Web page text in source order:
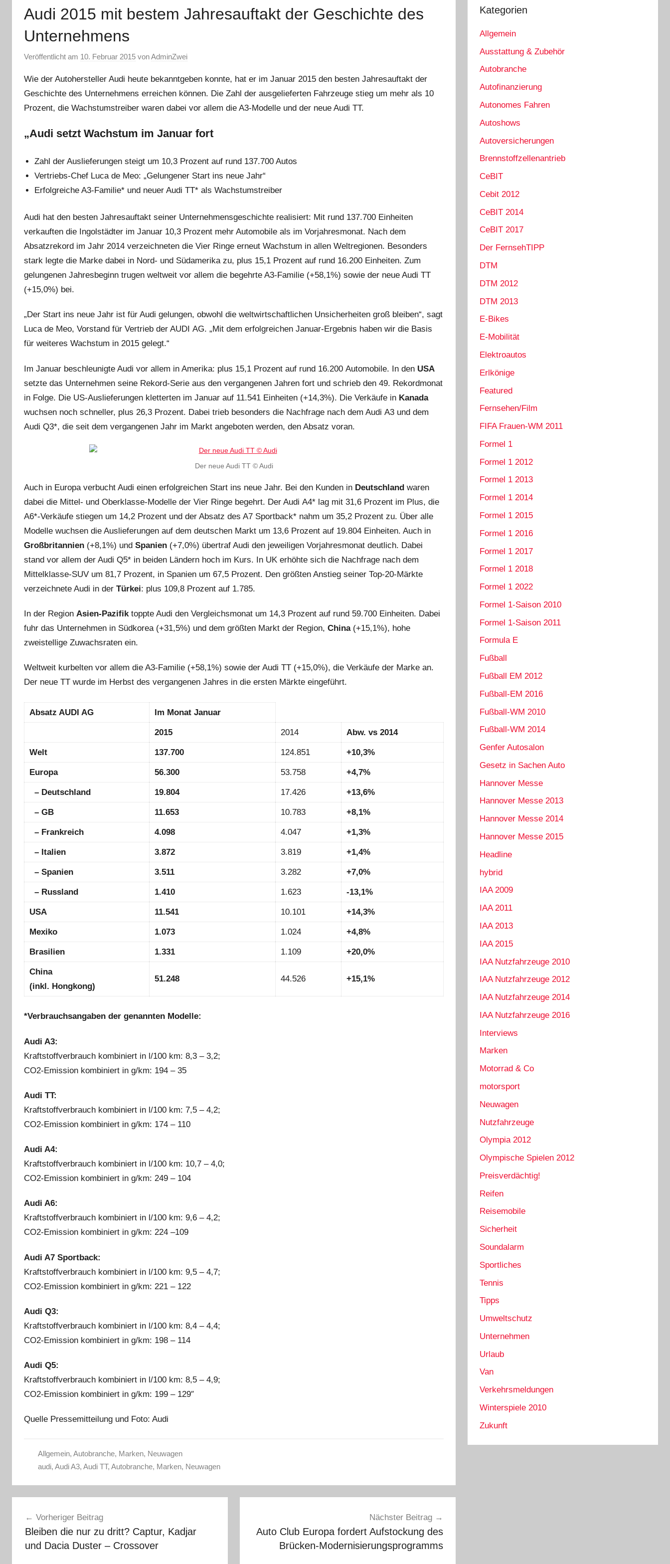
Audi 2015 mit bestem Jahresauftakt der Geschichte des
Unternehmens
Veröffentlicht am 10. Februar 2015 vonAdminZwei
Wie der Autohersteller Audi heute bekanntgeben konnte, hat er im Januar 2015 den besten Jahresauftakt der
Geschichte des Unternehmens erreichen können. Die Zahl der ausgelieferten Fahrzeuge stieg um mehr als 10
Prozent, die Wachstumstreiber waren dabei vor allem die A3-Modelle und der neue Audi TT.
„Audi setzt Wachstum im Januar fort
Zahl der Auslieferungen steigt um 10,3 Prozent auf rund 137.700 Autos
Vertriebs-Chef Luca de Meo: „Gelungener Start ins neue Jahr“
Erfolgreiche A3-Familie* und neuer Audi TT* als Wachstumstreiber
Audi hat den besten Jahresauftakt seiner Unternehmensgeschichte realisiert: Mit rund 137.700 Einheiten
verkauften die Ingolstädter im Januar 10,3 Prozent mehr Automobile als im Vorjahresmonat. Nach dem
Absatzrekord im Jahr 2014 verzeichneten die Vier Ringe erneut Wachstum in allen Weltregionen. Besonders
stark legte die Marke dabei in Nord- und Südamerika zu, plus 15,1 Prozent auf rund 16.200 Einheiten. Zum
gelungenen Jahresbeginn trugen weltweit vor allem die begehrte A3-Familie (+58,1%) sowie der neue Audi TT
(+15,0%) bei.
„Der Start ins neue Jahr ist für Audi gelungen, obwohl die weltwirtschaftlichen Unsicherheiten groß bleiben“, sagt
Luca de Meo, Vorstand für Vertrieb der AUDI AG. „Mit dem erfolgreichen Januar-Ergebnis haben wir die Basis
für weiteres Wachstum in 2015 gelegt.“
Im Januar beschleunigte Audi vor allem in Amerika: plus 15,1 Prozent auf rund 16.200 Automobile. In den USA
setzte das Unternehmen seine Rekord‑Serie aus den vergangenen Jahren fort und schrieb den 49. Rekordmonat
in Folge. Die US‑Auslieferungen kletterten im Januar auf 11.541 Einheiten (+14,3%). Die Verkäufe in Kanada
wuchsen noch schneller, plus 26,3 Prozent. Dabei trieb besonders die Nachfrage nach dem Audi A3 und dem
Audi Q3*, die seit dem vergangenen Jahr im Markt angeboten werden, den Absatz voran.
Der neue Audi TT © Audi
Auch in Europa verbucht Audi einen erfolgreichen Start ins neue Jahr. Bei den Kunden in Deutschland waren
dabei die Mittel‑ und Oberklasse‑Modelle der Vier Ringe begehrt. Der Audi A4* lag mit 31,6 Prozent im Plus, die
A6*‑Verkäufe stiegen um 14,2 Prozent und der Absatz des A7 Sportback* nahm um 35,2 Prozent zu. Über alle
Modelle wuchsen die Auslieferungen auf dem deutschen Markt um 13,6 Prozent auf 19.804 Einheiten. Auch in
Großbritannien (+8,1%) und Spanien (+7,0%) übertraf Audi den jeweiligen Vorjahresmonat deutlich. Dabei
stand vor allem der Audi Q5* in beiden Ländern hoch im Kurs. In UK erhöhte sich die Nachfrage nach dem
Mittelklasse‑SUV um 81,7 Prozent, in Spanien um 67,5 Prozent. Den größten Anstieg seiner Top‑20‑Märkte
verzeichnete Audi in der Türkei: plus 109,8 Prozent auf 1.785.
In der Region Asien‑Pazifiktoppte Audi den Vergleichsmonat um 14,3 Prozent auf rund 59.700 Einheiten. Dabei
fuhr das Unternehmen in Südkorea (+31,5%) und dem größten Markt der Region, China(+15,1%), hohe
zweistellige Zuwachsraten ein.
Weltweit kurbelten vor allem die A3‑Familie (+58,1%) sowie der Audi TT (+15,0%), die Verkäufe der Marke an.
Der neue TT wurde im Herbst des vergangenen Jahres in die ersten Märkte eingeführt.
Absatz AUDI AG Im Monat Januar
2015 2014 Abw. vs 2014
Welt 137.700 124.851 +10,3%
Europa 56.300 53.758 +4,7%
– Deutschland 19.804 17.426 +13,6%
– GB 11.653 10.783 +8,1%
– Frankreich 4.098 4.047 +1,3%
– Italien 3.872 3.819 +1,4%
– Spanien 3.511 3.282 +7,0%
– Russland 1.410 1.623 -13,1%
USA 11.541 10.101 +14,3%
Mexiko 1.073 1.024 +4,8%
Brasilien 1.331 1.109 +20,0%
China
(inkl. Hongkong)
51.248 44.526 +15,1%
*Verbrauchsangaben der genannten Modelle:
Audi A3:
Kraftstoffverbrauch kombiniert in l/100 km: 8,3 – 3,2;
CO2-Emission kombiniert in g/km: 194 – 35
Audi TT:
Kraftstoffverbrauch kombiniert in l/100 km: 7,5 – 4,2;
CO2-Emission kombiniert in g/km: 174 – 110
Audi A4:
Kraftstoffverbrauch kombiniert in l/100 km: 10,7 – 4,0;
CO2-Emission kombiniert in g/km: 249 – 104
Audi A6:
Kraftstoffverbrauch kombiniert in l/100 km: 9,6 – 4,2;
CO2-Emission kombiniert in g/km: 224 –109
Audi A7 Sportback:
Kraftstoffverbrauch kombiniert in l/100 km: 9,5 – 4,7;
CO2-Emission kombiniert in g/km: 221 – 122
Audi Q3:
Kraftstoffverbrauch kombiniert in l/100 km: 8,4 – 4,4;
CO2-Emission kombiniert in g/km: 198 – 114
Audi Q5:
Kraftstoffverbrauch kombiniert in l/100 km: 8,5 – 4,9;
CO2-Emission kombiniert in g/km: 199 – 129″
Quelle Pressemitteilung und Foto: Audi
Allgemein, Autobranche, Marken, Neuwagen
audi, Audi A3, Audi TT, Autobranche, Marken, Neuwagen
Vorheriger Beitrag
Bleiben die nur zu dritt? Captur, Kadjar
und Dacia Duster – Crossover
Nächster Beitrag
Auto Club Europa fordert Aufstockung des
Brücken-Modernisierungsprogramms
Kategorien
Allgemein
Ausstattung & Zubehör
Autobranche
Autofinanzierung
Autonomes Fahren
Autoshows
Autoversicherungen
Brennstoffzellenantrieb
CeBIT
Cebit 2012
CeBIT 2014
CeBIT 2017
Der FernsehTIPP
DTM
DTM 2012
DTM 2013
E-Bikes
E-Mobilität
Elektroautos
Erlkönige
Featured
Fernsehen/Film
FIFA Frauen-WM 2011
Formel 1
Formel 1 2012
Formel 1 2013
Formel 1 2014
Formel 1 2015
Formel 1 2016
Formel 1 2017
Formel 1 2018
Formel 1 2022
Formel 1-Saison 2010
Formel 1-Saison 2011
Formula E
Fußball
Fußball EM 2012
Fußball-EM 2016
Fußball-WM 2010
Fußball-WM 2014
Genfer Autosalon
Gesetz in Sachen Auto
Hannover Messe
Hannover Messe 2013
Hannover Messe 2014
Hannover Messe 2015
Headline
hybrid
IAA 2009
IAA 2011
IAA 2013
IAA 2015
IAA Nutzfahrzeuge 2010
IAA Nutzfahrzeuge 2012
IAA Nutzfahrzeuge 2014
IAA Nutzfahrzeuge 2016
Interviews
Marken
Motorrad & Co
motorsport
Neuwagen
Nutzfahrzeuge
Olympia 2012
Olympische Spielen 2012
Preisverdächtig!
Reifen
Reisemobile
Sicherheit
Soundalarm
Sportliches
Tennis
Tipps
Umweltschutz
Unternehmen
Urlaub
Van
Verkehrsmeldungen
Winterspiele 2010
Zukunft